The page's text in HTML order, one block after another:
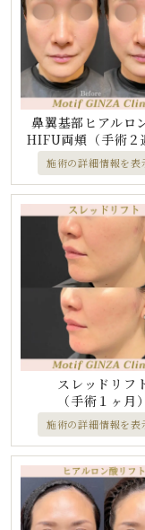
鼻翼基部ヒアルロ
HIFU両頬 （手術２
施術の詳細情報を表
スレッドリフ
（手術１ヶ月）
施術の詳細情報を表